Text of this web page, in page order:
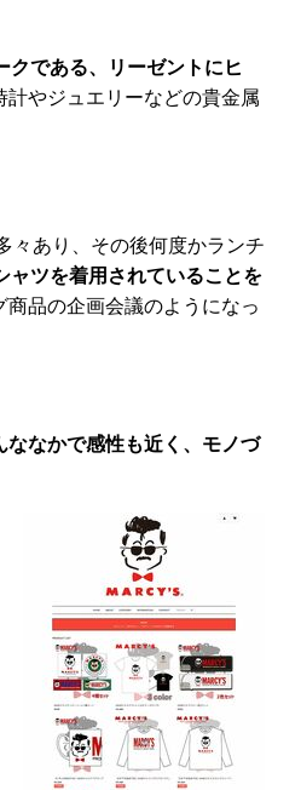
クである、リーゼントにヒ
やジュエリーなどの貴金属
々あり、その後何度かランチ
ャツを着用されていることを
品の企画会議のようになっ
なかで感性も近く、モノづ